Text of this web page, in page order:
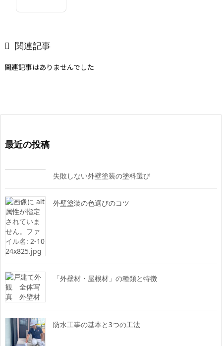
 関連記事
関連記事はありませんでした
最近の投稿
失敗しない外壁塗装の塗料選び
外壁塗装の色選びのコツ
「外壁材・屋根材」の種類と特徴
防水工事の基本と3つの工法